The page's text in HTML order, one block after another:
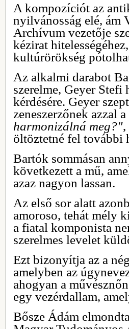
A kompozíciót az
nyilvánosság elé, ám
Archívum vezetője
kézirat
kultúrörökség
Az alkalmi darabot
szerelme, Geyer
kérdésére. Geyer
zeneszerzőnek azzal
harmonizálná meg?",
öltöztetné fel további
Bartók sommásan
következett a mű,
azaz nagyon lassan.
Az első sor alatt
amoroso, tehát mély
a fiatal komponista
szerelmes levelet
Ezt bizonyítja az a
amelyben az
ahogyan a
egy vezérdallam,
Bősze Ádám